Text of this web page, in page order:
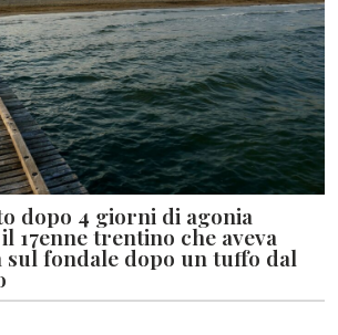
dopo 4 giorni di agonia
17enne trentino che aveva
sul fondale dopo un tuffo dal